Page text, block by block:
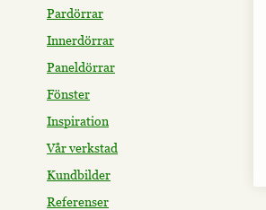
Pardörrar
Innerdörrar
Paneldörrar
Fönster
Inspiration
Vår verkstad
Kundbilder
Referenser